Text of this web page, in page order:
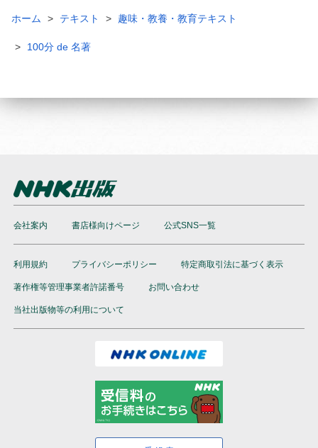
ホーム テキスト 趣味・教養・教育テキスト
100分 de 名著
会社案内 書店様向けページ 公式SNS一覧
利用規約 プライバシーポリシー 特定商取引法に基づく表示
著作権等管理事業者許諾番号 お問い合わせ
当社出版物等の利用について